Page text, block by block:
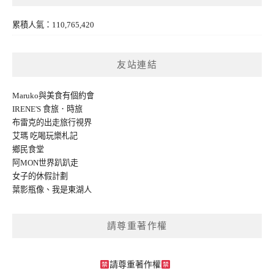
累積人氣：110,765,420
友站連結
Maruko與美食有個約會
IRENE'S 食旅．時旅
布雷克的出走旅行視界
艾瑪 吃喝玩樂札記
鄉民食堂
阿MON世界趴趴走
女子的休假計劃
葉影瓶像 、 我是東湖人
請尊重著作權
請尊重著作權